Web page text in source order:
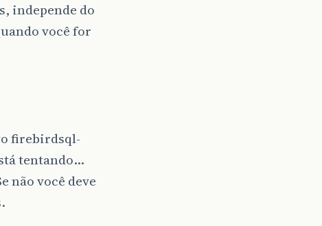
independe do
você for
firebirdsql-
tentando…
não você deve